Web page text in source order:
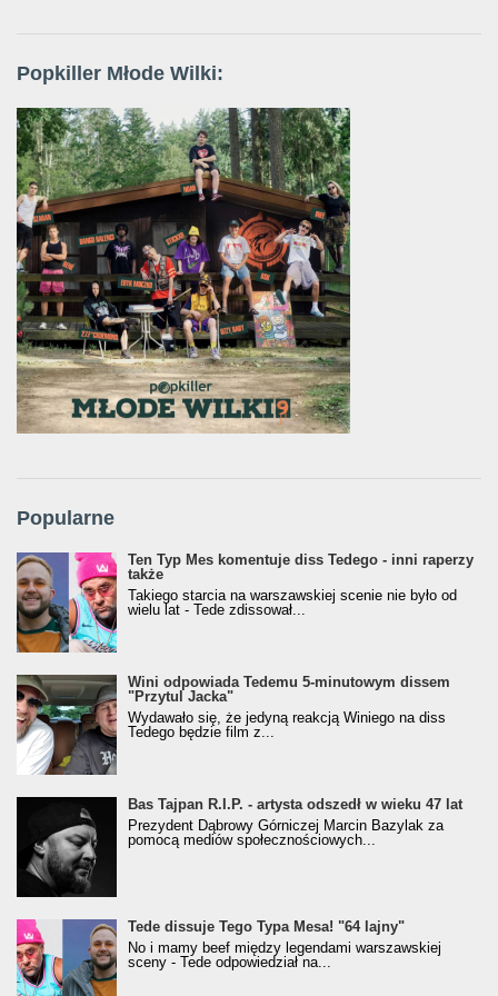
Popkiller Młode Wilki:
Popularne
Ten Typ Mes komentuje diss Tedego - inni raperzy
także
Takiego starcia na warszawskiej scenie nie było od
wielu lat - Tede zdissował...
Wini odpowiada Tedemu 5-minutowym dissem
"Przytul Jacka"
Wydawało się, że jedyną reakcją Winiego na diss
Tedego będzie film z...
Bas Tajpan R.I.P. - artysta odszedł w wieku 47 lat
Prezydent Dąbrowy Górniczej Marcin Bazylak za
pomocą mediów społecznościowych...
Tede dissuje Tego Typa Mesa! "64 lajny"
No i mamy beef między legendami warszawskiej
sceny - Tede odpowiedział na...